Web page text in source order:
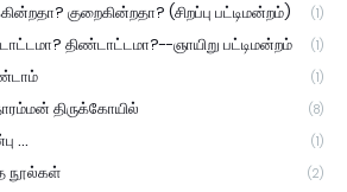
குறைகின்றதா? (சிறப்பு பட்டிமன்றம்) (1)
திண்டாட்டமா?--ஞாயிறு பட்டிமன்றம் (1)
(1)
திருக்கோயில் (8)
... (1)
நூல்கள் (2)